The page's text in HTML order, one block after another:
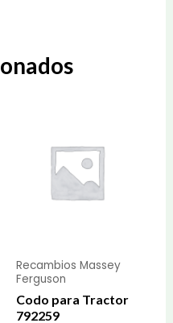
Recambios Massey
Ferguson
Codo para Tractor
792259